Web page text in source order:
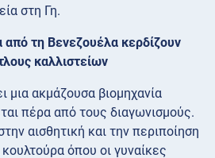
στη Γη.
από τη Βενεζουέλα κερδίζουν
καλλιστείων
μια ακμάζουσα βιομηχανία
πέρα ​​από τους διαγωνισμούς.
αισθητική και την περιποίηση
όπου οι γυναίκες